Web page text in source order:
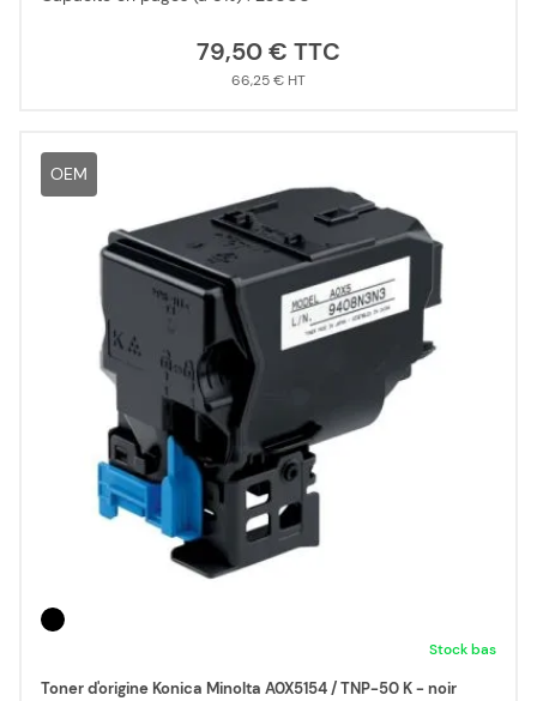
79,50 €
66,25 €
OEM
Stock bas
Toner d'origine Konica Minolta A0X5154 / TNP-50 K - noir